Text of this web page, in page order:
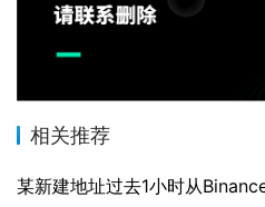
相关推荐
某新建地址过去1小时从